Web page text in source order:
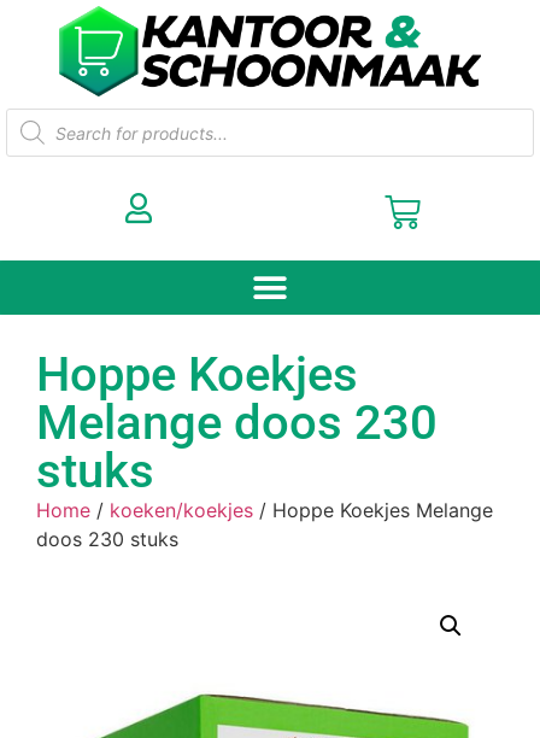
Hoppe Koekjes
Melange doos 230
stuks
Home / koeken/koekjes / Hoppe Koekjes Melange
doos 230 stuks